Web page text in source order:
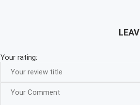
Your rating: